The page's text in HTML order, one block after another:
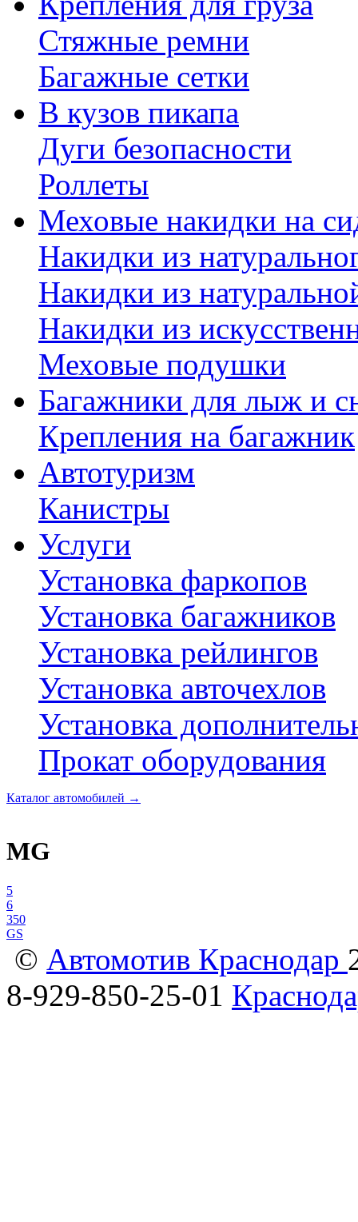
Стяжные ремни
Багажные сетки
В кузов пикапа
Дуги безопасности
Роллеты
Меховые накидки на
Накидки из
Накидки из
Накидки из
Меховые подушки
Багажники для лыж и
Крепления на багажник
Автотуризм
Канистры
Услуги
Установка фаркопов
Установка багажников
Установка рейлингов
Установка авточехлов
Установка
Прокат оборудования
Каталог автомобилей →
MG
5
6
350
GS
© Автомотив Краснодар
8-929-850-25-01